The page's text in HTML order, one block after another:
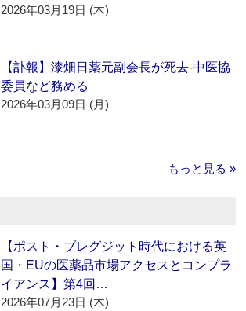
2026年03月19日 (木)
【訃報】漆畑日薬元副会長が死去‐中医協
委員など務める
2026年03月09日 (月)
もっと見る »
【ポスト・ブレグジット時代における英
国・EUの医薬品市場アクセスとコンプラ
イアンス】第4回…
2026年07月23日 (木)